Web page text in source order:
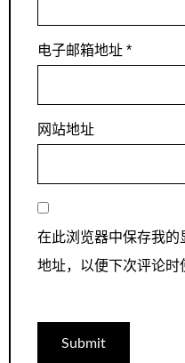
电子邮箱地址 *
网站地址
在此浏览器中保存我
地址，以便下次评论时